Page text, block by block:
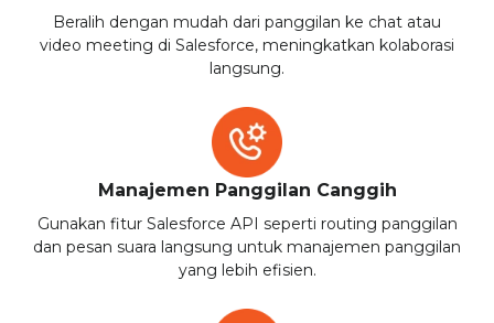
Beralih dengan mudah dari panggilan ke chat atau
video meeting di Salesforce, meningkatkan kolaborasi
langsung.
Manajemen Panggilan Canggih
Gunakan fitur Salesforce API seperti routing panggilan
dan pesan suara langsung untuk manajemen panggilan
yang lebih efisien.